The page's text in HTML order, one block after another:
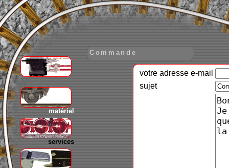
matériel
services
Commande
votre adresse e-mail
sujet